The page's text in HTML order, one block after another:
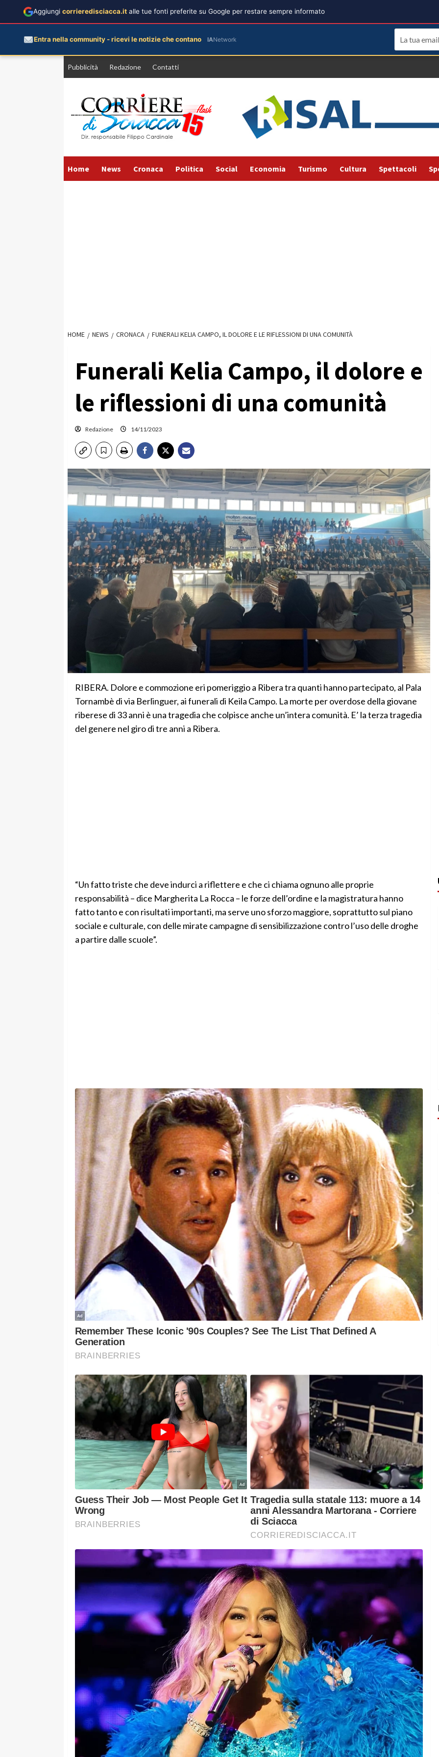
Pubblicità Redazione Contatti
Home News Cronaca Politica Social Economia Turismo Cultura Spettacoli
HOME NEWS CRONACA FUNERALI KELIA CAMPO, IL DOLORE E LE RIFLESSIONI DI UNA COMUNITÀ
Funerali Kelia Campo, il dolore e
le riflessioni di una comunità
Redazione 14/11/2023
RIBERA. Dolore e commozione eri pomeriggio a Ribera tra quanti hanno partecipato, al Pala
Tornambè di via Berlinguer, ai funerali di Keila Campo. La morte per overdose della giovane
riberese di 33 anni è una tragedia che colpisce anche un’intera comunità. E’ la terza tragedia
del genere nel giro di tre anni a Ribera.
“Un fatto triste che deve indurci a riflettere e che ci chiama ognuno alle proprie
responsabilità – dice Margherita La Rocca – le forze dell’ordine e la magistratura hanno
fatto tanto e con risultati importanti, ma serve uno sforzo maggiore, soprattutto sul piano
sociale e culturale, con delle mirate campagne di sensibilizzazione contro l’uso delle droghe
a partire dalle scuole”.
Aggiungi corrieredisciacca.it alle tue fonti preferite su Google per restare sempre informato
Entra nella community - ricevi le notizie che contano IANetwork